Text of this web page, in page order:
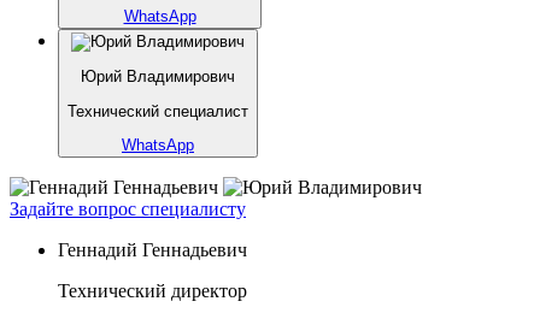
WhatsApp
Юрий Владимирович
Технический специалист
WhatsApp
Задайте вопрос специалисту
Геннадий Геннадьевич
Технический директор